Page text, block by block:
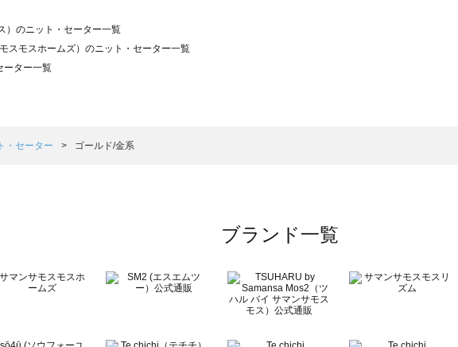
）のニット・セーター一覧
スモスホームズ）のニット・セーター一覧
ーター一覧
ルバイサマンサモスモス）のニット・セーター一覧
モス ラーゴム）のニット・セーター一覧
）のニット・セーター一覧
ト・セーター一覧
・セーター ゴールド/金系
ブランド一覧